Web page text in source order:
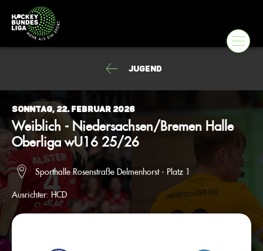
Jugend
Sonntag, 22. Februar 2026
Weiblich - Niedersachsen/Bremen Halle
Oberliga wU16 25/26
Sporthalle Rosenstraße Delmenhorst - Platz 1
Ausrichter: HCD